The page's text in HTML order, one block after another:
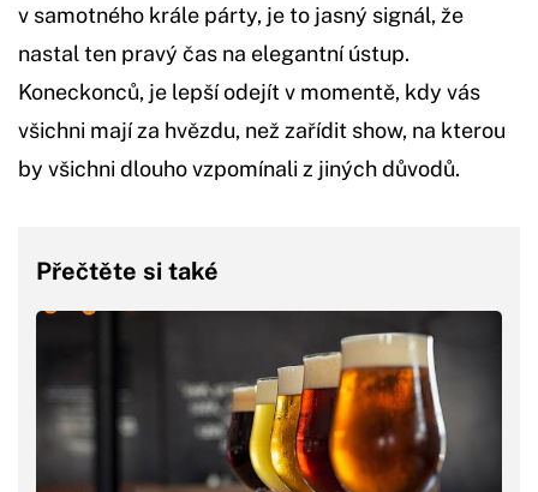
v samotného krále párty, je to jasný signál, že
nastal ten pravý čas na elegantní ústup.
Koneckonců, je lepší odejít v momentě, kdy vás
všichni mají za hvězdu, než zařídit show, na kterou
by všichni dlouho vzpomínali z jiných důvodů.
Přečtěte si také